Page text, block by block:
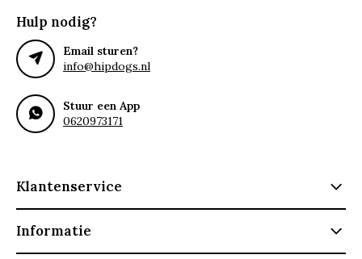
Hulp nodig?
Email sturen?
info@hipdogs.nl
Stuur een App
0620973171
Klantenservice
Informatie